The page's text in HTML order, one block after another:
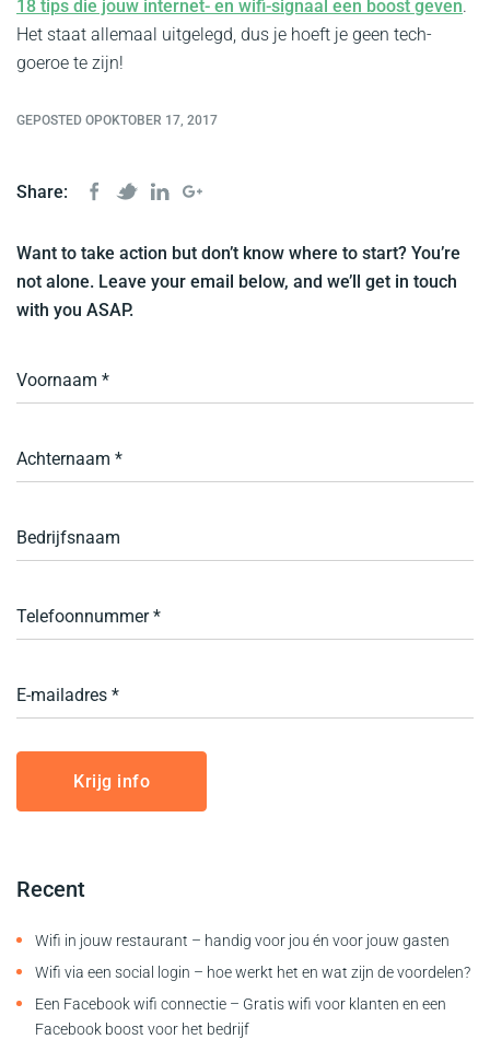
18 tips die jouw internet- en wifi-signaal een boost geven.
Het staat allemaal uitgelegd, dus je hoeft je geen tech-
goeroe te zijn!
GEPOSTED OPOKTOBER 17, 2017
Share:
Want to take action but don’t know where to start? You’re
not alone. Leave your email below, and we’ll get in touch
with you ASAP.
Recent
Wifi in jouw restaurant – handig voor jou én voor jouw gasten
Wifi via een social login – hoe werkt het en wat zijn de voordelen?
Een Facebook wifi connectie – Gratis wifi voor klanten en een
Facebook boost voor het bedrijf